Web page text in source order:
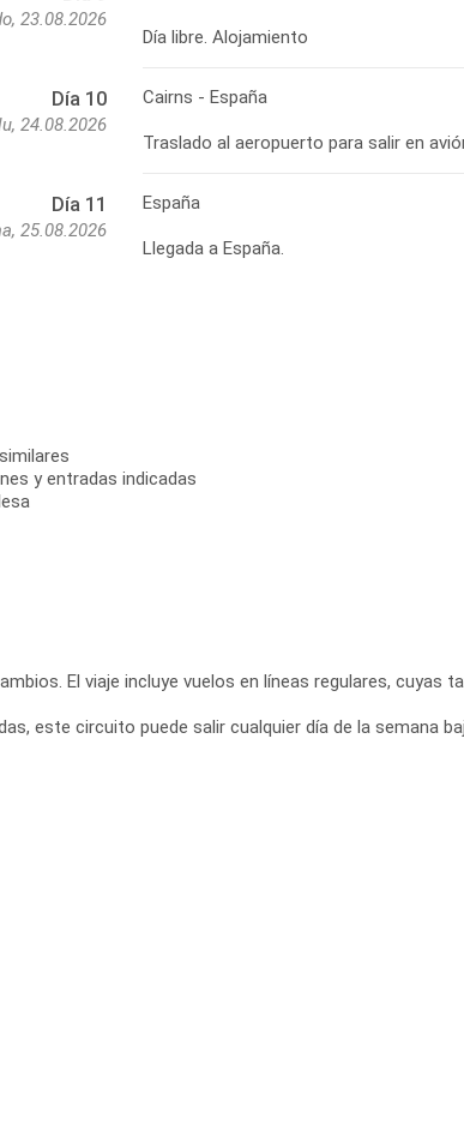
23.08.2026
Día libre. Alojamiento
Día 10
24.08.2026
Cairns - España
Día 11
25.08.2026
España
Llegada a España.
y entradas indicadas
El viaje incluye vuelos en líneas regulares, cuyas
este circuito puede salir cualquier día de la semana